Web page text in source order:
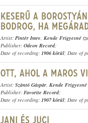
Artist: Pintér Imre, Kende Frigyesné
Publisher: Odeon Record;
Date of recording: 1906 körül; Date of
Artist: Szántó Gáspár, Kende Frigyesné
Publisher: Favorite Record;
Date of recording: 1907 körül; Date of